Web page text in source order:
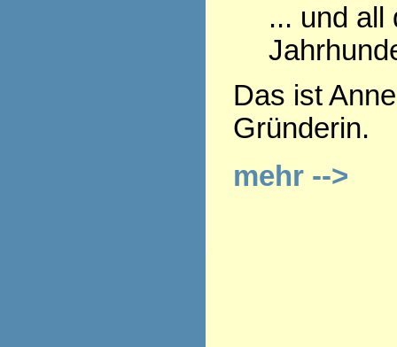
... und all
Das ist
Gründerin.
mehr -->